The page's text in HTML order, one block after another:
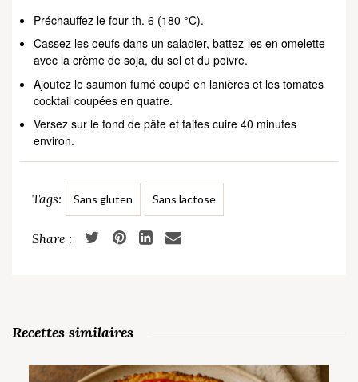
Préchauffez le four th. 6 (180 °C).
Cassez les oeufs dans un saladier, battez-les en omelette
avec la crème de soja, du sel et du poivre.
Ajoutez le saumon fumé coupé en lanières et les tomates
cocktail coupées en quatre.
Versez sur le fond de pâte et faites cuire 40 minutes
environ.
Tags: Sans gluten Sans lactose
Recettes similaires